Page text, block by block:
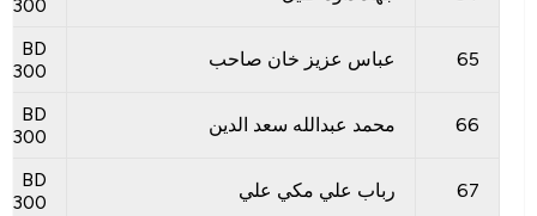
300
65 عباس عزيز خان صاحب
BD
300
66 محمد عبدالله سعد الدين
BD
300
67 رباب علي مكي علي
BD
300